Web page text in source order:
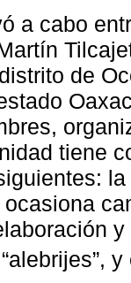
a cabo
de
tiene